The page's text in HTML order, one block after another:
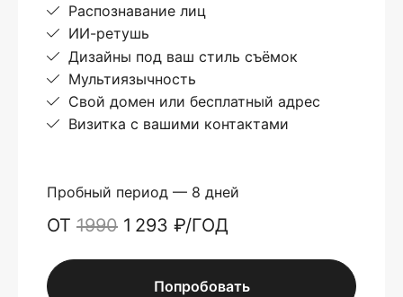
Распознавание лиц
ИИ-ретушь
Дизайны под ваш стиль съёмок
Мультиязычность
Свой домен или бесплатный адрес
Визитка с вашими контактами
Пробный период — 8 дней
ОТ 1990 1 293 ₽/ГОД
Попробовать